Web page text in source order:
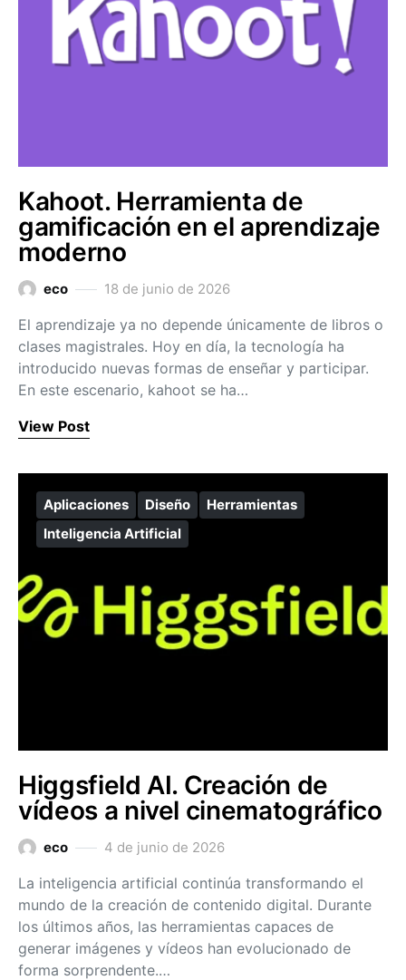
Kahoot. Herramienta de
gamificación en el aprendizaje
moderno
eco 18 de junio de 2026
El aprendizaje ya no depende únicamente de libros o
clases magistrales. Hoy en día, la tecnología ha
introducido nuevas formas de enseñar y participar.
En este escenario, kahoot se ha…
View Post
Aplicaciones Diseño
Herramientas
Inteligencia Artificial
Higgsfield AI. Creación de
vídeos a nivel cinematográfico
eco 4 de junio de 2026
La inteligencia artificial continúa transformando el
mundo de la creación de contenido digital. Durante
los últimos años, las herramientas capaces de
generar imágenes y vídeos han evolucionado de
forma sorprendente.…